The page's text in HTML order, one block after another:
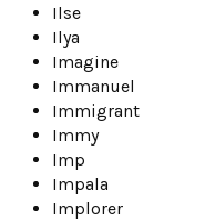
Ilse
Ilya
Imagine
Immanuel
Immigrant
Immy
Imp
Impala
Implorer